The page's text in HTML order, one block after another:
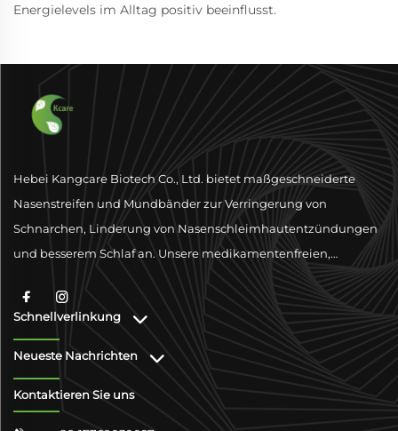
Energielevels im Alltag positiv beeinflusst.
Hebei Kangcare Biotech Co., Ltd. bietet maßgeschneiderte
Nasenstreifen und Mundbänder zur Verringerung von
Schnarchen, Linderung von Nasenschleimhautentzündungen
und besserem Schlaf an. Unsere medikamentenfreien,
Atmung mit hochwertigen Materialien und globaler
Konformitätsunterstützung zu verbessern.
Schnellverlinkung
Neueste Nachrichten
Kontaktieren Sie uns